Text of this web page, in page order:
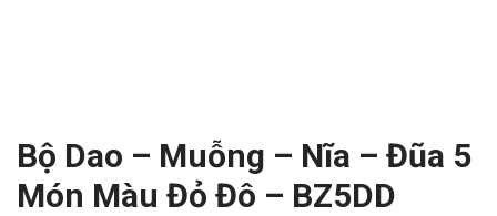
Bộ Dao – Muỗng – Nĩa – Đũa 5
Món Màu Đỏ Đô – BZ5DD